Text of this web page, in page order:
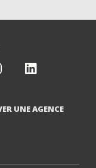
UNE AGENCE